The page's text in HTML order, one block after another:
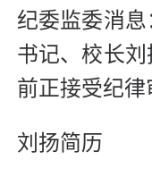
纪委监委消息
书记、校长刘
前正接受纪律
刘扬简历